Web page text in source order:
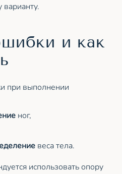
и как
при выполнении
ног,
веса тела.
использовать опору